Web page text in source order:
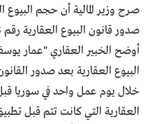
أوضح الخبير العقاري "عمار
البيوع العقارية بعد صدور
خلال يوم عمل واحد في سوريا